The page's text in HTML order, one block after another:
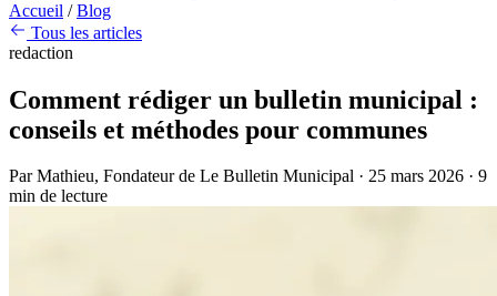
Accueil / Blog
Tous les articles
redaction
Comment rédiger un bulletin municipal :
conseils et méthodes pour communes
ParMathieu, Fondateur de Le Bulletin Municipal · 25 mars 2026 · 9
min de lecture